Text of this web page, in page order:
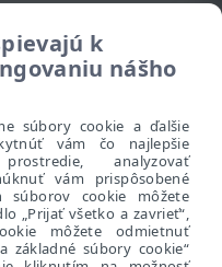
ESET
nám:
k
nášho
súbory cookie a ďalšie
vám čo najlepšie
analyzovať
vám prispôsobené
súborov cookie môžete
„Prijať všetko a zavrieť“,
môžete odmietnuť
základné súbory cookie“